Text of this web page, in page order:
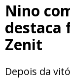
Nino
destaca
Zenit
Depois da